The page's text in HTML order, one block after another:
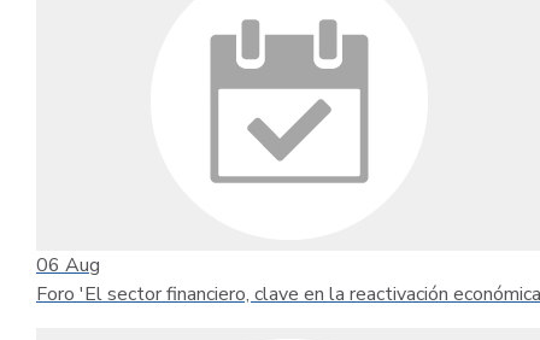
06 Aug
Foro 'El sector financiero, clave en la reactivación